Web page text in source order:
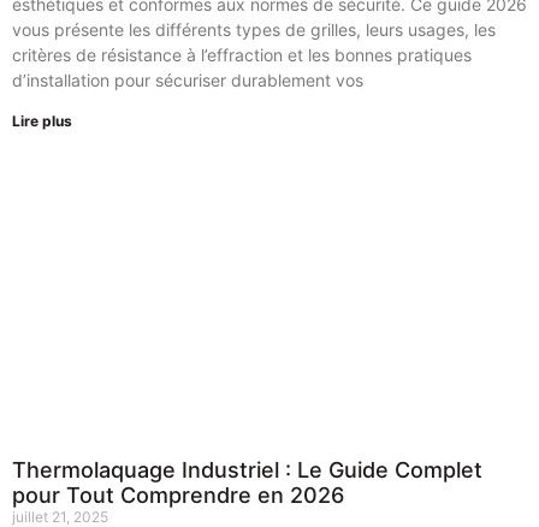
vous présente les différents types de grilles, leurs usages, les
critères de résistance à l’effraction et les bonnes pratiques
d’installation pour sécuriser durablement vos
Lire plus
Thermolaquage Industriel : Le Guide Complet
pour Tout Comprendre en 2026
juillet 21, 2025